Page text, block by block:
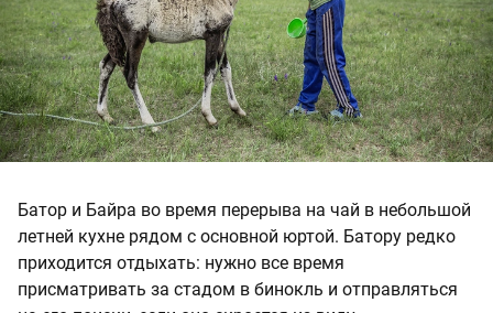
Батор и Байра во время перерыва на чай в небольшой
летней кухне рядом с основной юртой. Батору редко
приходится отдыхать: нужно все время
присматривать за стадом в бинокль и отправляться